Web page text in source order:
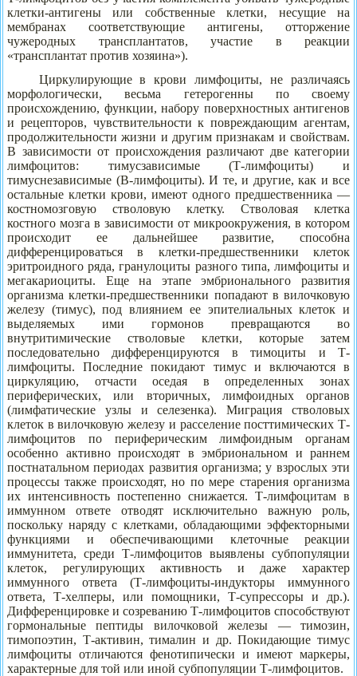
клетки-антигены или собственные клетки, несущие на
мембранах соответствующие антигены, отторжение
чужеродных трансплантатов, участие в реакции
«трансплантат против хозяина»).
Циркулирующие в крови лимфоциты, не различаясь
морфологически, весьма гетерогенны по своему
происхождению, функции, набору поверхностных антигенов
и рецепторов, чувствительности к повреждающим агентам,
продолжительности жизни и другим признакам и свойствам.
В зависимости от происхождения различают две категории
лимфоцитов: тимусзависимые (Т-лимфоциты) и
тимуснезависимые (В-лимфоциты). И те, и другие, как и все
остальные клетки крови, имеют одного предшественника —
костномозговую стволовую клетку. Стволовая клетка
костного мозга в зависимости от микроокружения, в котором
происходит ее дальнейшее развитие, способна
дифференцироваться в клетки-предшественники клеток
эритроидного ряда, гранулоциты разного типа, лимфоциты и
мегакариоциты. Еще на этапе эмбрионального развития
организма клетки-предшественники попадают в вилочковую
железу (тимус), под влиянием ее эпителиальных клеток и
выделяемых ими гормонов превращаются во
внутритимические стволовые клетки, которые затем
последовательно дифференцируются в тимоциты и Т-
лимфоциты. Последние покидают тимус и включаются в
циркуляцию, отчасти оседая в определенных зонах
периферических, или вторичных, лимфоидных органов
(лимфатические узлы и селезенка). Миграция стволовых
клеток в вилочковую железу и расселение посттимических Т-
лимфоцитов по периферическим лимфоидным органам
особенно активно происходят в эмбриональном и раннем
постнатальном периодах развития организма; у взрослых эти
процессы также происходят, но по мере старения организма
их интенсивность постепенно снижается. Т-лимфоцитам в
иммунном ответе отводят исключительно важную роль,
поскольку наряду с клетками, обладающими эффекторными
функциями и обеспечивающими клеточные реакции
иммунитета, среди Т-лимфоцитов выявлены субпопуляции
клеток, регулирующих активность и даже характер
иммунного ответа (Т-лимфоциты-индукторы иммунного
ответа, Т-хелперы, или помощники, Т-супрессоры и др.).
Дифференцировке и созреванию Т-лимфоцитов способствуют
гормональные пептиды вилочковой железы — тимозин,
тимопоэтин, Т-активин, тималин и др. Покидающие тимус
лимфоциты отличаются фенотипически и имеют маркеры,
характерные для той или иной субпопуляции Т-лимфоцитов.